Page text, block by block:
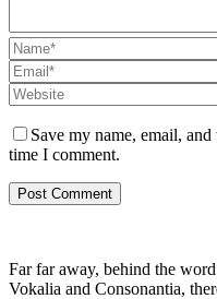
Save my name, email,
time I comment.
Far far away, behind the
Vokalia and Consonantia,